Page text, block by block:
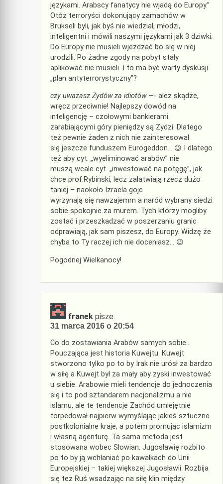
językami. Arabscy fanatycy nie wjadą do Europy.”
Otóż terroryści dokonujący zamachów w
Brukseli byli, jak byś nie wiedział, młodzi,
inteligentni i mówili naszymi językami jak 3 dziwki.
Do Europy nie musieli wjeżdżać bo się w niej
urodzili. Po żadne zgody na pobyt stały
aplikować nie musieli. I to ma być warty dyskusji
„plan antyterrorystyczny”?
czy uważasz Żydów za idiotów—- ależ skądże,
wręcz przeciwnie! Najlepszy dowód na
inteligencję – czołowymi bankierami
zarabiającymi góry pieniędzy są Żydzi. Dlatego
też pewnie żaden z nich nie zainteresował
się jeszcze funduszem Eurogeddon… 😉 I dlatego
też aby cyt. „wyeliminować arabów” nie
muszą wcale cyt. „inwestować na potęgę”, jak
chce prof.Rybinski, lecz załatwiają rzecz dużo
taniej – naokoło Izraela goje
wyrzynają się nawzajemm a naród wybrany siedzi
sobie spokojnie za murem. Tych którzy mogliby
zostać i przeszkadzać w poszerzaniu granic
odprawiają, jak sam piszesz, do Europy. Widzę że
chyba to Ty raczej ich nie doceniasz… 😉
Pogodnej Wielkanocy!
franek pisze:
31 marca 2016 o 20:54
Co do zostawiania Arabów samych sobie…
Pouczająca jest historia Kuwejtu. Kuwejt
stworzono tylko po to by Irak nie urósł za bardzo
w siłę a Kuwejt był za mały aby zyski inwestować
u siebie. Arabowie mieli tendencje do jednoczenia
się i to pod sztandarem nacjonalizmu a nie
islamu, ale te tendencje Zachód umiejętnie
torpedował najpierw wymyślając jakieś sztuczne
postkolonialne kraje, a potem promując islamizm
i własną agenturę. Ta sama metoda jest
stosowana wobec Słowian. Jugosławię rozbito
po to by ją wchłaniać po kawałkach do Unii
Europejskiej – takiej większej Jugosławii. Rozbija
się też Ruś wsadzając na siłę klin między